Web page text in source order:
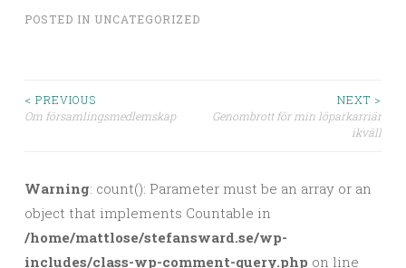
POSTED IN UNCATEGORIZED
Post navigation
< PREVIOUS
Om församlingsmedlemskap
NEXT >
Genombrott för min löparkarriär
ikväll
Warning: count(): Parameter must be an array or an
object that implements Countable in
/home/mattlose/stefansward.se/wp-
includes/class-wp-comment-query.php on line